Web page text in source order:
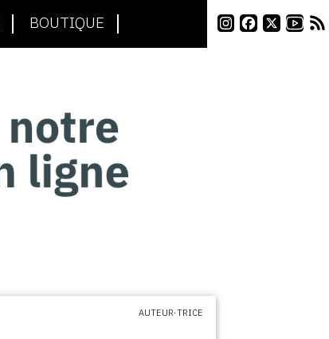
BOUTIQUE
AUTEUR·TRICE